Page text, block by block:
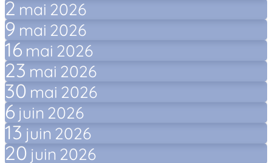
2 mai 2026
9 mai 2026
16 mai 2026
23 mai 2026
30 mai 2026
6 juin 2026
13 juin 2026
20 juin 2026